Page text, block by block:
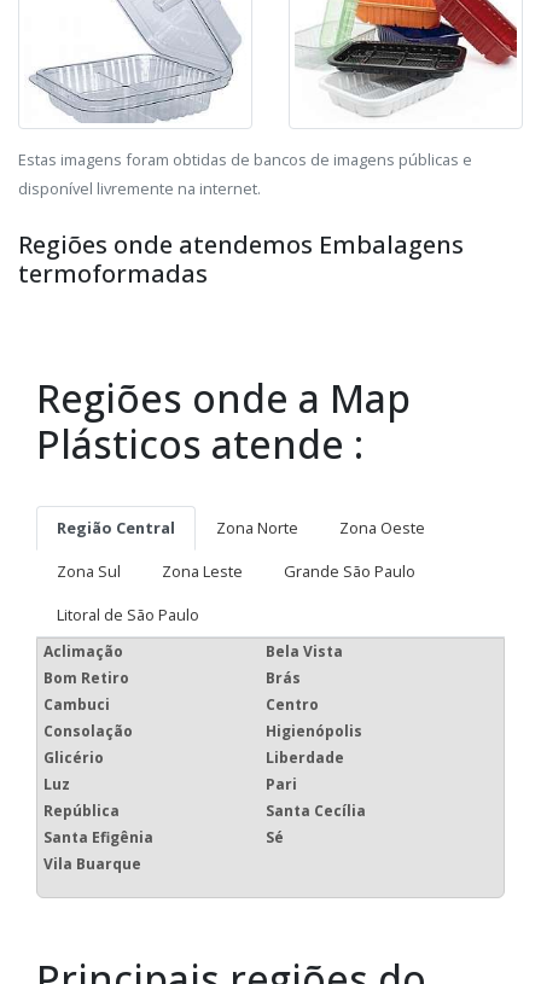
Estas imagens foram obtidas de bancos de imagens públicas e
disponível livremente na internet.
Regiões onde atendemos Embalagens
termoformadas
Regiões onde a Map
Plásticos atende :
Região Central Zona Norte
Zona Oeste
Zona Sul
Zona Leste
Grande São Paulo
Litoral de São Paulo
Aclimação
Bela Vista
Bom Retiro
Brás
Cambuci
Centro
Consolação
Higienópolis
Glicério
Liberdade
Luz
Pari
República
Santa Cecília
Santa Efigênia
Sé
Vila Buarque